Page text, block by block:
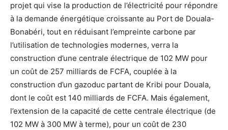
projet qui vise la production de l’électricité pour répondre
à la demande énergétique croissante au Port de Douala-
Bonabéri, tout en réduisant l’empreinte carbone par
l’utilisation de technologies modernes, verra la
construction d’une centrale électrique de 102 MW pour
un coût de 257 milliards de FCFA, couplée à la
construction d’un gazoduc partant de Kribi pour Douala,
dont le coût est 140 milliards de FCFA. Mais également,
l’extension de la capacité de cette centrale électrique (de
102 MW à 300 MW à terme), pour un coût de 230